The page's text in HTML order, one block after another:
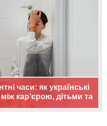
часи: як українські
кар’єрою, дітьми та